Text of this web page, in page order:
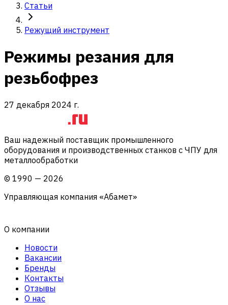
Статьи
Режущий инструмент
Режимы резания для
резьбофрез
27 декабря 2024 г.
Ваш надежный поставщик промышленного
оборудования и производственных станков с ЧПУ для
металлообработки
© 1990 — 2026
Управляющая компания «Абамет»
О компании
Новости
Вакансии
Бренды
Контакты
Отзывы
О нас